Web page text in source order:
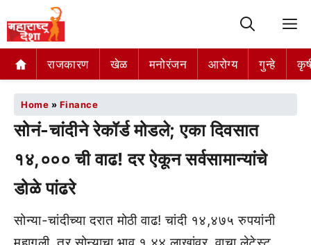
राजकारण खेळ मनोरंजन आरोग्य गुन्हे
Home » Finance
सोनं-चांदीने रेकॉर्ड मोडले; एका दिवसात
१४,००० ची वाढ! दर ऐकून सर्वसामान्यांचे
डोळे पांढरे
सोन्या-चांदीच्या दरात मोठी वाढ! चांदी १४,४७५ रुपयांनी